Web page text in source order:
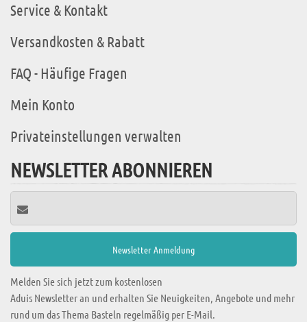
Service & Kontakt
Versandkosten & Rabatt
FAQ - Häufige Fragen
Mein Konto
Privateinstellungen verwalten
NEWSLETTER ABONNIEREN
Melden Sie sich jetzt zum kostenlosen
Aduis Newsletter an und erhalten Sie Neuigkeiten, Angebote und mehr
rund um das Thema Basteln regelmäßig per E-Mail.